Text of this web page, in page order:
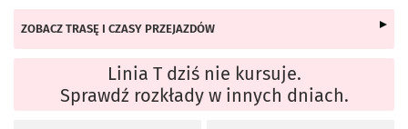
ZOBACZ TRASĘ I CZASY PRZEJAZDÓW
Linia T dziś nie kursuje.
Sprawdź rozkłady w innych dniach.